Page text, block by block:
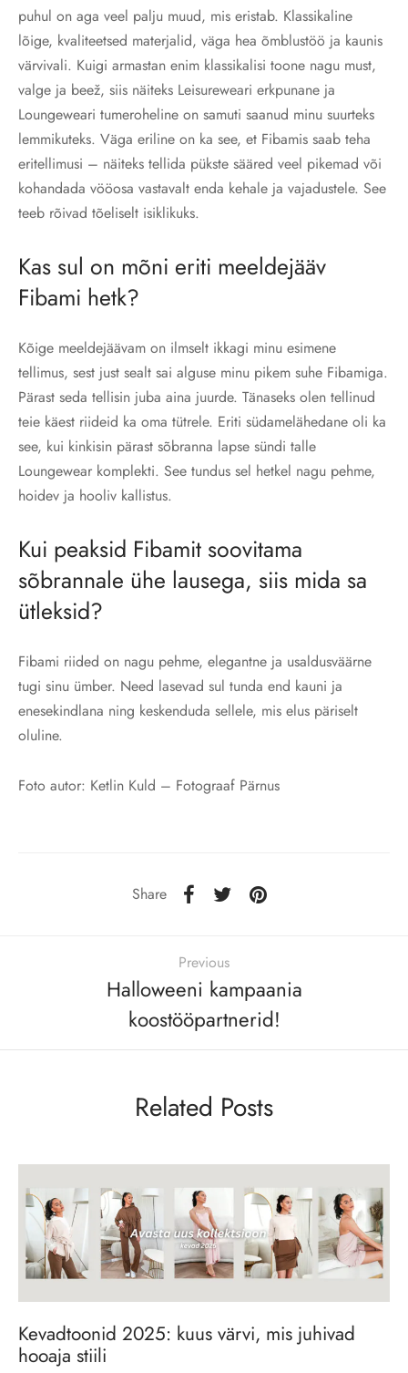
puhul on aga veel palju muud, mis eristab. Klassikaline
lõige, kvaliteetsed materjalid, väga hea õmblustöö ja kaunis
värvivali. Kuigi armastan enim klassikalisi toone nagu must,
valge ja beež, siis näiteks Leisureweari erkpunane ja
Loungeweari tumeroheline on samuti saanud minu suurteks
lemmikuteks. Väga eriline on ka see, et Fibamis saab teha
eritellimusi – näiteks tellida pükste sääred veel pikemad või
kohandada vööosa vastavalt enda kehale ja vajadustele. See
teeb rõivad tõeliselt isiklikuks.
Kas sul on mõni eriti meeldejääv
Fibami hetk?
Kõige meeldejäävam on ilmselt ikkagi minu esimene
tellimus, sest just sealt sai alguse minu pikem suhe Fibamiga.
Pärast seda tellisin juba aina juurde. Tänaseks olen tellinud
teie käest riideid ka oma tütrele. Eriti südamelähedane oli ka
see, kui kinkisin pärast sõbranna lapse sündi talle
Loungewear komplekti. See tundus sel hetkel nagu pehme,
hoidev ja hooliv kallistus.
Kui peaksid Fibamit soovitama
sõbrannale ühe lausega, siis mida sa
ütleksid?
Fibami riided on nagu pehme, elegantne ja usaldusväärne
tugi sinu ümber. Need lasevad sul tunda end kauni ja
enesekindlana ning keskenduda sellele, mis elus päriselt
oluline.
Foto autor: Ketlin Kuld – Fotograaf Pärnus
Share
Previous
Halloweeni kampaania
koostööpartnerid!
Related Posts
Kevadtoonid 2025: kuus värvi, mis juhivad
hooaja stiili